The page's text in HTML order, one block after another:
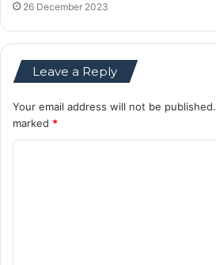
26 December 2023
Leave a Reply
Your email address will not be published.
marked *